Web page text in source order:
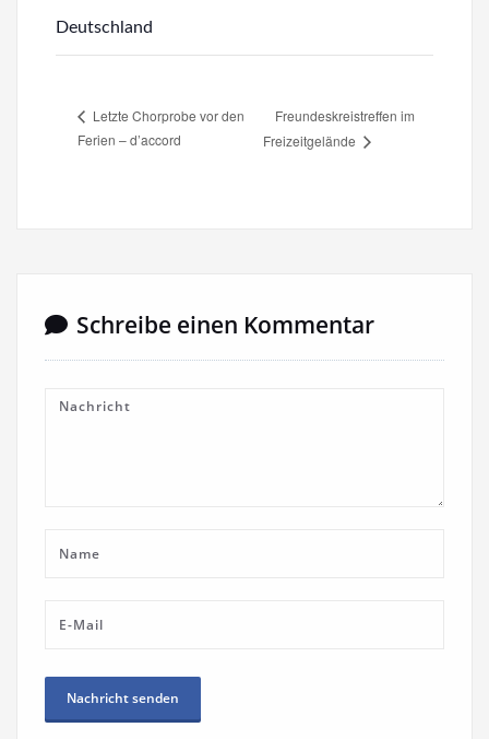
Deutschland
Letzte Chorprobe vor den
Ferien – d’accord
Freundeskreistreffen im
Freizeitgelände
Schreibe einen Kommentar